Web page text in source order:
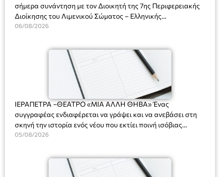
σήμερα συνάντηση με τον Διοικητή της 7ης Περιφερειακής
Διοίκησης του Λιμενικού Σώματος – Ελληνικής
Ακτοφυλακής (Λ.Σ.-ΕΛ.ΑΚΤ.), Αρχιπλοίαρχο Λ.Σ. κ. Ιωάννη
06/08/2026
ΙΕΡΑΠΕΤΡΑ –ΘΕΑΤΡΟ «ΜΙΑ ΑΛΛΗ ΘΗΒΑ» Ένας
συγγραφέας ενδιαφέρεται να γράψει και να ανεβάσει στη
σκηνή την ιστορία ενός νέου που εκτίει ποινή ισόβιας
κάθειρξης για πατροκτονία. Ένα πολυβραβευμένο έργο για
ασθένεια, τον ερωτισμό. Ένα έργο αινιγματικό, συγκινητικό,
όσο και διασκεδαστικό. Ο διακεκριμένος σκηνοθέτης
05/08/2026